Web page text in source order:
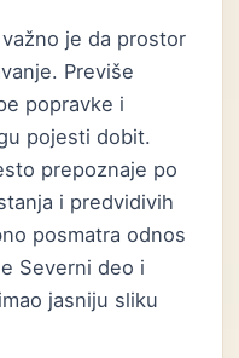
je da prostor
Previše
popravke i
pojesti dobit.
prepoznaje po
i predvidivih
posmatra odnos
Severni deo i
jasniju sliku